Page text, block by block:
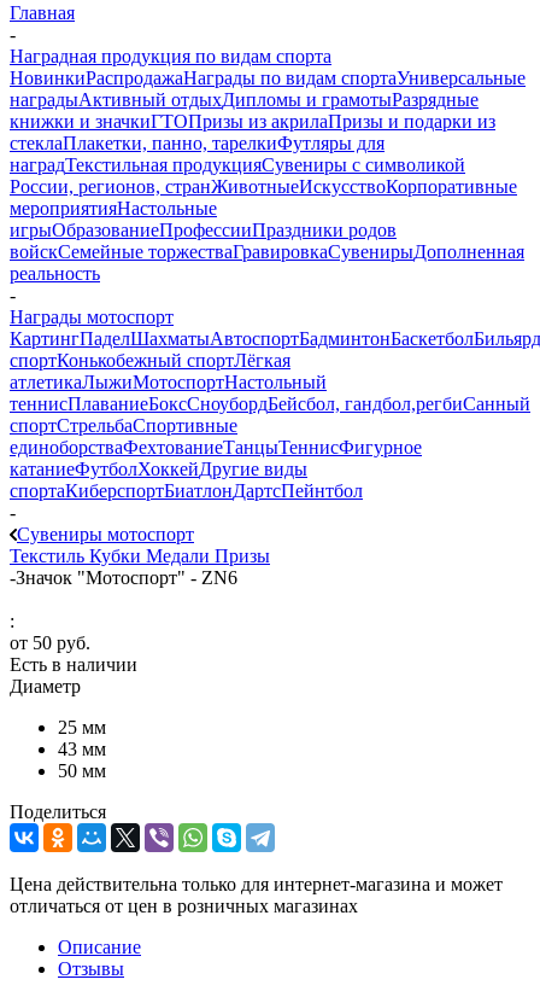
Главная
-
Наградная продукция по видам спорта
НовинкиРаспродажаНаграды по видам спортаУниверсальные
наградыАктивный отдыхДипломы и грамотыРазрядные
книжки и значкиГТОПризы из акрилаПризы и подарки из
стеклаПлакетки, панно, тарелкиФутляры для
наградТекстильная продукцияСувениры с символикой
России, регионов, странЖивотныеИскусствоКорпоративные
мероприятияНастольные
игрыОбразованиеПрофессииПраздники родов
войскСемейные торжестваГравировкаСувенирыДополненная
реальность
-
Награды мотоспорт
КартингПаделШахматыАвтоспортБадминтонБаскетболБильярд
спортКонькобежный спортЛёгкая
атлетикаЛыжиМотоспортНастольный
теннисПлаваниеБоксСноубордБейсбол, гандбол,регбиСанный
спортСтрельбаСпортивные
единоборстваФехтованиеТанцыТеннисФигурное
катаниеФутболХоккейДругие виды
спортаКиберспортБиатлонДартсПейнтбол
-
Сувениры мотоспорт
Текстиль Кубки Медали Призы
-Значок "Мотоспорт" - ZN6
:
от 50 руб.
Есть в наличии
Диаметр
25 мм
43 мм
50 мм
Поделиться
Цена действительна только для интернет-магазина и может
отличаться от цен в розничных магазинах
Описание
Отзывы